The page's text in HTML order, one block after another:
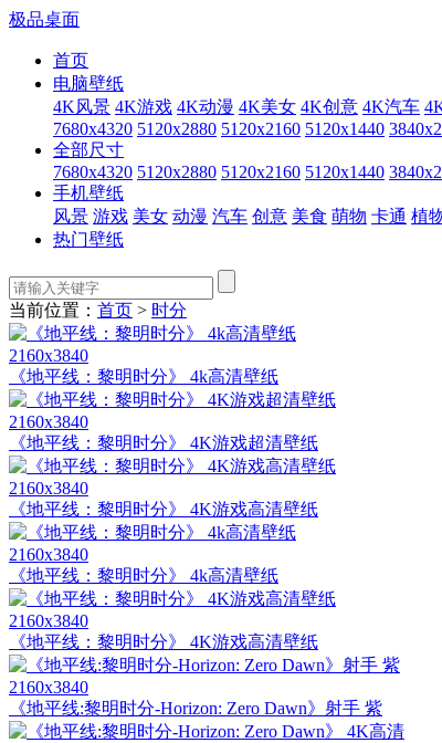
极品桌面
首页
电脑壁纸
4K风景 4K游戏 4K动漫 4K美女 4K创意 4K汽车
7680x4320 5120x2880 5120x2160 5120x1440
全部尺寸
7680x4320 5120x2880 5120x2160 5120x1440
手机壁纸
风景 游戏 美女 动漫 汽车 创意 美食 萌物 卡通 植
热门壁纸
当前位置： 首页 > 时分
2160x3840
《地平线：黎明时分》 4k高清壁纸
2160x3840
《地平线：黎明时分》 4K游戏超清壁纸
2160x3840
《地平线：黎明时分》 4K游戏高清壁纸
2160x3840
《地平线：黎明时分》 4k高清壁纸
2160x3840
《地平线：黎明时分》 4K游戏高清壁纸
2160x3840
《地平线:黎明时分-Horizon: Zero Dawn》射手 紫